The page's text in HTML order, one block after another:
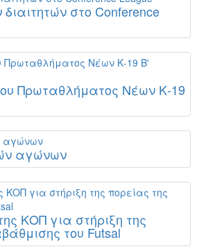
στο Conference
Πρωταθλήματος Νέων Κ-19
αγώνων
ΚΟΠ για στήριξη της
του Futsal